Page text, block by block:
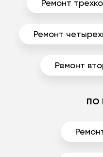
Ремонт
Ремонт
Ремонт
ПО